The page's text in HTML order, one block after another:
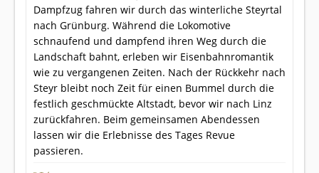
Dampfzug fahren wir durch das winterliche Steyrtal
nach Grünburg. Während die Lokomotive
schnaufend und dampfend ihren Weg durch die
Landschaft bahnt, erleben wir Eisenbahnromantik
wie zu vergangenen Zeiten. Nach der Rückkehr nach
Steyr bleibt noch Zeit für einen Bummel durch die
festlich geschmückte Altstadt, bevor wir nach Linz
zurückfahren. Beim gemeinsamen Abendessen
lassen wir die Erlebnisse des Tages Revue
passieren.